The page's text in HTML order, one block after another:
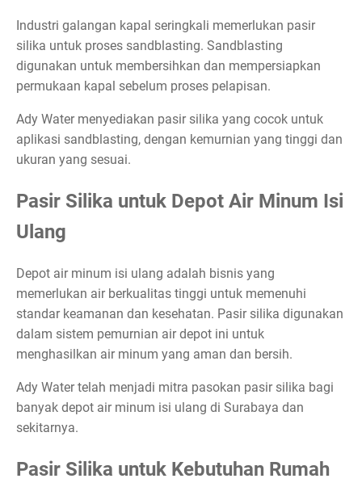
Industri galangan kapal seringkali memerlukan pasir
silika untuk proses sandblasting. Sandblasting
digunakan untuk membersihkan dan mempersiapkan
permukaan kapal sebelum proses pelapisan.
Ady Water menyediakan pasir silika yang cocok untuk
aplikasi sandblasting, dengan kemurnian yang tinggi dan
ukuran yang sesuai.
Pasir Silika untuk Depot Air Minum Isi
Ulang
Depot air minum isi ulang adalah bisnis yang
memerlukan air berkualitas tinggi untuk memenuhi
standar keamanan dan kesehatan. Pasir silika digunakan
dalam sistem pemurnian air depot ini untuk
menghasilkan air minum yang aman dan bersih.
Ady Water telah menjadi mitra pasokan pasir silika bagi
banyak depot air minum isi ulang di Surabaya dan
sekitarnya.
Pasir Silika untuk Kebutuhan Rumah